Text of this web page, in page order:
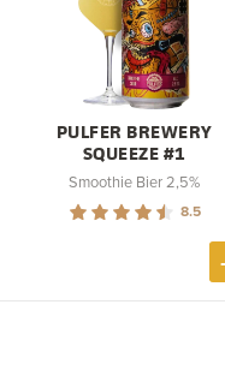
PULFER BREWERY
SQUEEZE #1
Smoothie Bier 2,5%
8.5